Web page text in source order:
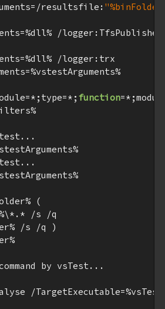
resultsfile:
/
/logger:trx
function
(
/s /q
/s /q )
by vsTest...
/